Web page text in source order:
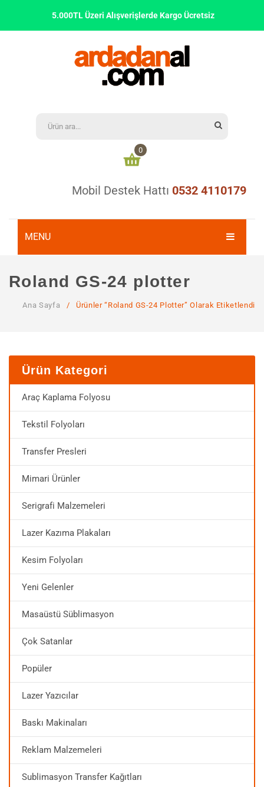
5.000TL Üzeri Alışverişlerde Kargo Ücretsiz
Mobil Destek Hattı 0532 4110179
MENU
MAĞAZA
SSS
İLETIŞIM
0
Alışveriş sepetinizde ürün bulunmamaktadır
Roland GS-24 plotter
Ana Sayfa / Ürünler “Roland GS-24 Plotter” Olarak Etiketlendi
Ürün Kategori
Araç Kaplama Folyosu
Tekstil Folyoları
Transfer Presleri
Mimari Ürünler
Serigrafi Malzemeleri
Lazer Kazıma Plakaları
Kesim Folyoları
Yeni Gelenler
Masaüstü Süblimasyon
Çok Satanlar
Popüler
Lazer Yazıcılar
Baskı Makinaları
Reklam Malzemeleri
Sublimasyon Transfer Kağıtları